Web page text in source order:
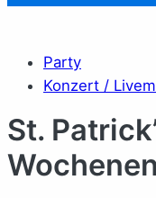
Party
Konzert /
St.